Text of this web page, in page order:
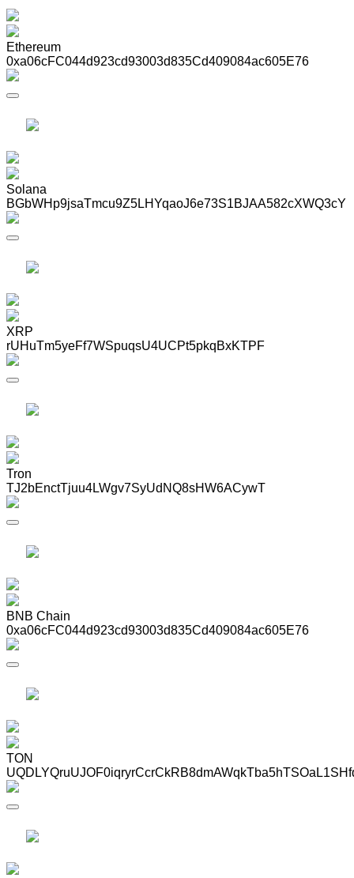
Ethereum
0xa06cFC044d923cd93003d835Cd409084ac605E76
Solana
BGbWHp9jsaTmcu9Z5LHYqaoJ6e73S1BJAA582cXWQ3cY
XRP
rUHuTm5yeFf7WSpuqsU4UCPt5pkqBxKTPF
Tron
TJ2bEnctTjuu4LWgv7SyUdNQ8sHW6ACywT
BNB Chain
0xa06cFC044d923cd93003d835Cd409084ac605E76
TON